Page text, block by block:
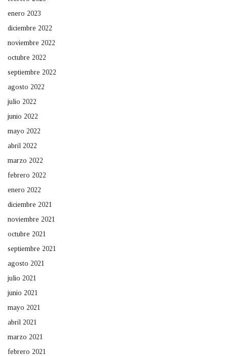
enero 2023
diciembre 2022
noviembre 2022
octubre 2022
septiembre 2022
agosto 2022
julio 2022
junio 2022
mayo 2022
abril 2022
marzo 2022
febrero 2022
enero 2022
diciembre 2021
noviembre 2021
octubre 2021
septiembre 2021
agosto 2021
julio 2021
junio 2021
mayo 2021
abril 2021
marzo 2021
febrero 2021